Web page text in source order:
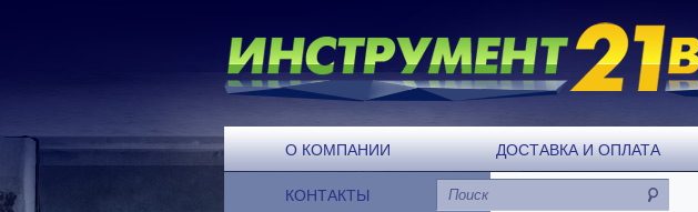
О КОМПАНИИ ДОСТАВКА И ОПЛАТА
КОНТАКТЫ